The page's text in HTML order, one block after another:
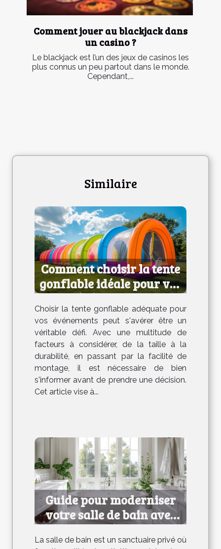
Comment jouer au blackjack dans
un casino ?
Le blackjack est l’un des jeux de casinos les
plus connus un peu partout dans le monde.
Cependant,...
Similaire
Comment choisir la tente
gonflable idéale pour vos
événements
Choisir la tente gonflable adéquate pour
vos événements peut s'avérer être un
véritable défi. Avec une multitude de
facteurs à considérer, de la taille à la
durabilité, en passant par la facilité de
montage, il est nécessaire de bien
s'informer avant de prendre une décision.
Cet article vise à...
Guide pour moderniser
votre salle de bain avec
efficacité et style
La salle de bain est un sanctuaire privé où